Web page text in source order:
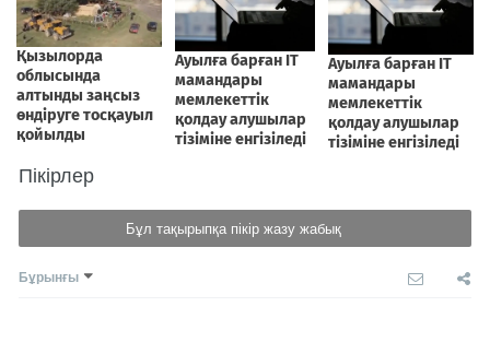
Пікірлер
Бұл тақырыпқа пікір жазу жабық
Бұрынғы